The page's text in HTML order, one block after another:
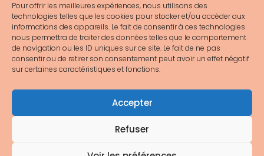
Pour offrir les meilleures expériences, nous utilisons des
technologies telles que les cookies pour stocker et/ou accéder aux
informations des appareils. Le fait de consentir à ces technologies
nous permettra de traiter des données telles que le comportement
de navigation ou les ID uniques sur ce site. Le fait de ne pas
consentir ou de retirer son consentement peut avoir un effet négatif
sur certaines caractéristiques et fonctions.
Accepter
Refuser